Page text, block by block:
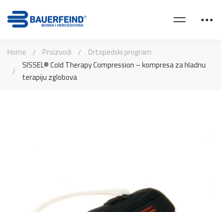
Home Proizvodi
Ortopedski program
SISSEL® Cold Therapy Compression – kompresa za hladnu
terapiju zglobova